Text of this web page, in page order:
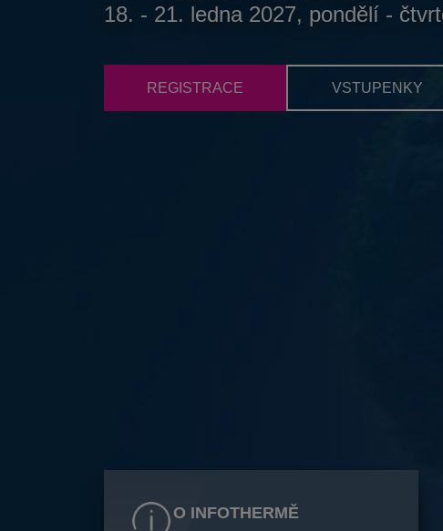
18. - 21. ledna 2027, pondělí -
REGISTRACE VSTUPENKY
O INFOTHERMĚ